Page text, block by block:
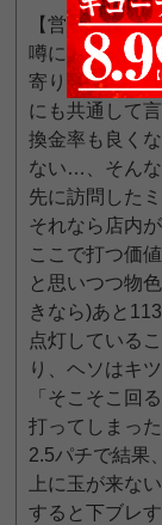
【営業】
噂に違わぬ釘
寄り・道にマ
にも共通して
換金率も良く
ない…、そんな
先に訪問した
それなら店内
ここで打つ価
と思いつつ物
きなら)あと
点灯している
り、ヘソはキ
「そこそこ回
打ってしまった
2.5パチで結果
上に玉が来な
すると下ブレ